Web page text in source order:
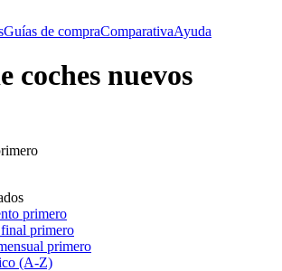
Guías de compraComparativaAyuda
coches nuevos
primero
primero
primero
(A-Z)